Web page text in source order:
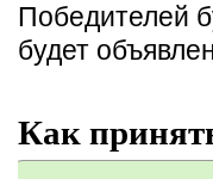
Победителей
будет
Как